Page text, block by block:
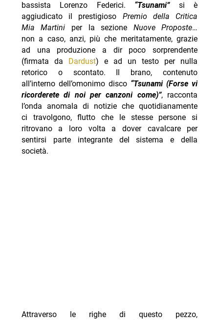
bassista Lorenzo Federici. “Tsunami”si è
aggiudicato il prestigioso Premio della Critica
Mia Martini per la sezione Nuove Proposte…
non a caso, anzi, più che meritatamente, grazie
ad una produzione a dir poco sorprendente
(firmata da
Dardust) e ad un testo per nulla
retorico o scontato. Il brano, contenuto
all’interno dell’omonimo disco “Tsunami (Forse vi
ricorderete di noi per canzoni come)”, racconta
l’onda anomala di notizie che quotidianamente
ci travolgono, flutto che le stesse persone si
ritrovano a loro volta a dover cavalcare per
sentirsi parte integrante del sistema e della
società.
Attraverso le righe di questo pezzo,